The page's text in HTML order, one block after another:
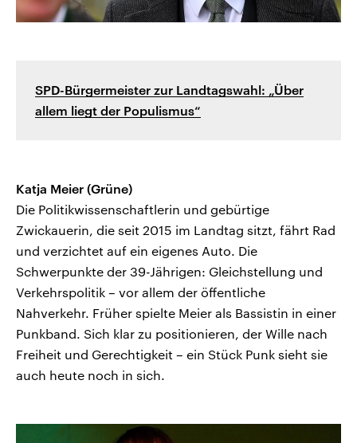
SPD-Bürgermeister zur Landtagswahl: „Über
allem liegt der Populismus“
Katja Meier (Grüne)
Die Politikwissenschaftlerin und gebürtige
Zwickauerin, die seit 2015 im Landtag sitzt, fährt Rad
und verzichtet auf ein eigenes Auto. Die
Schwerpunkte der 39-Jährigen: Gleichstellung und
Verkehrspolitik – vor allem der öffentliche
Nahverkehr. Früher spielte Meier als Bassistin in einer
Punkband. Sich klar zu positionieren, der Wille nach
Freiheit und Gerechtigkeit – ein Stück Punk sieht sie
auch heute noch in sich.